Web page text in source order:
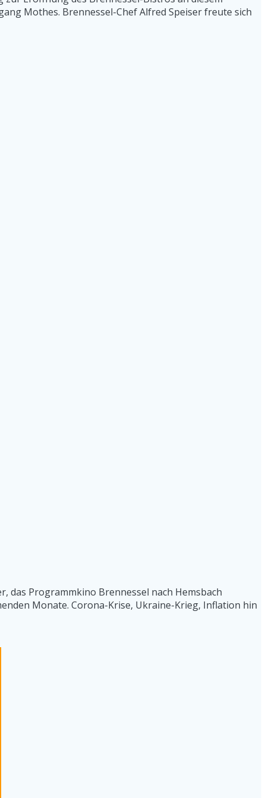
Mothes. Brennessel-Chef Alfred Speiser freute sich
das Programmkino Brennessel nach Hemsbach
Monate. Corona-Krise, Ukraine-Krieg, Inflation hin